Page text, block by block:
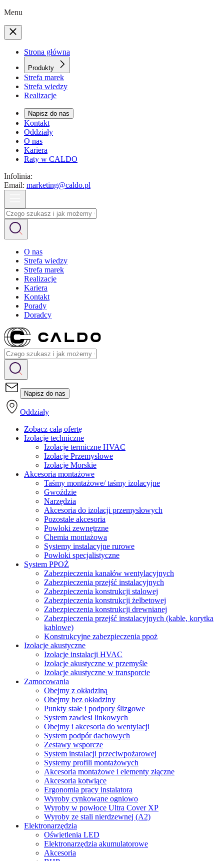
Menu
Strona główna
Produkty
Strefa marek
Strefa wiedzy
Realizacje
Napisz do nas
Kontakt
Oddziały
O nas
Kariera
Raty w CALDO
Infolinia:
Email: marketing@caldo.pl
O nas
Strefa wiedzy
Strefa marek
Realizacje
Kariera
Kontakt
Porady
Doradcy
Napisz do nas
Oddziały
Zobacz całą ofertę
Izolacje techniczne
Izolacje termiczne HVAC
Izolacje Przemysłowe
Izolacje Morskie
Akcesoria montażowe
Taśmy montażowe/ taśmy izolacyjne
Gwoździe
Narzędzia
Akcesoria do izolacji przemysłowych
Pozostałe akcesoria
Powłoki zewnętrzne
Chemia montażowa
Systemy instalacyjne rurowe
Powłoki specjalistyczne
System PPOŻ
Zabezpieczenia kanałów wentylacyjnych
Zabezpieczenia przejść instalacyjnych
Zabezpieczenia konstrukcji stalowej
Zabezpieczenia konstrukcji żelbetowej
Zabezpieczenia konstrukcji drewnianej
Zabezpieczenia przejść instalacyjnych (kable, korytka
kablowe)
Konstrukcyjne zabezpieczenia ppoż
Izolacje akustyczne
Izolacje instalacji HVAC
Izolacje akustyczne w przemyśle
Izolacje akustyczne w transporcie
Zamocowania
Obejmy z okładziną
Obejmy bez okładziny
Punkty stałe i podpory ślizgowe
System zawiesi linkowych
Obejmy i akcesoria do wentylacji
System podpór dachowych
Zestawy wsporcze
System instalacji przeciwpożarowej
Systemy profili montażowych
Akcesoria montażowe i elementy złączne
Akcesoria kotwiące
Ergonomia pracy instalatora
Wyroby cynkowane ogniowo
Wyroby w powłoce Ultra Cover XP
Wyroby ze stali nierdzewnej (A2)
Elektronarzędzia
Oświetlenia LED
Elektronarzędzia akumulatorowe
Akcesoria